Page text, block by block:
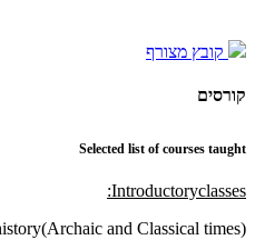
קובץ מצורף
קורסים
Selected list of courses taught
Introductoryclasses:
and Classical times)